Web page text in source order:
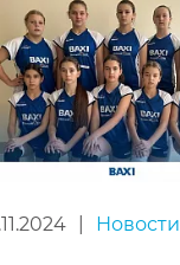
Новости